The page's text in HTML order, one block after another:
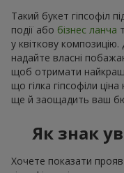
Такий букет гіпсофіл
події або бізнес ланча
у квіткову
надайте власні
щоб отримати
що гілка гіпсофіли
ще й заощадить ваш
Як знак
Хочете показати